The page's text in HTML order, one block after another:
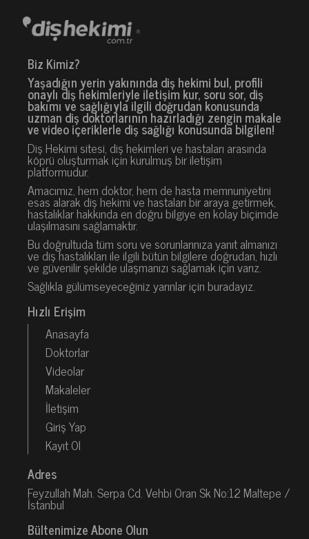
Biz Kimiz?
Yaşadığın yerin yakınında diş hekimi bul, profili
onaylı diş hekimleriyle iletişim kur, soru sor, diş
bakımı ve sağlığıyla ilgili doğrudan konusunda
uzman diş doktorlarının hazırladığı zengin makale
ve video içeriklerle diş sağlığı konusunda bilgilen!
Diş Hekimi sitesi, diş hekimleri ve hastaları arasında
köprü oluşturmak için kurulmuş bir iletişim
platformudur.
Amacımız, hem doktor, hem de hasta memnuniyetini
esas alarak diş hekimi ve hastaları bir araya getirmek,
hastalıklar hakkında en doğru bilgiye en kolay biçimde
ulaşılmasını sağlamaktır.
Bu doğrultuda tüm soru ve sorunlarınıza yanıt almanızı
ve diş hastalıkları ile ilgili bütün bilgilere doğrudan, hızlı
ve güvenilir şekilde ulaşmanızı sağlamak için varız.
Sağlıkla gülümseyeceğiniz yarınlar için buradayız.
Hızlı Erişim
Anasayfa
Doktorlar
Videolar
Makaleler
İletişim
Giriş Yap
Kayıt Ol
Adres
Feyzullah Mah. Serpa Cd. Vehbi Oran Sk No:12 Maltepe /
İstanbul
Bültenimize Abone Olun